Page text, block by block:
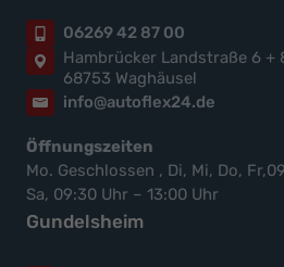
06269 42 87 00
Hambrücker Landstraße 6 +
68753 Waghäusel
info@autoflex24.de
Öffnungszeiten
Mo. Geschlossen , Di, Mi, Do,
Sa, 09:30 Uhr – 13:00 Uhr
Gundelsheim